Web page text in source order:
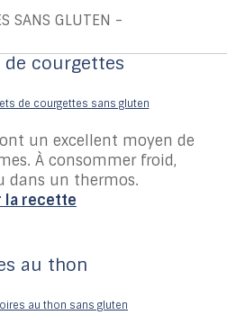
SANS GLUTEN -
de courgettes
un excellent moyen de
À consommer froid,
dans un thermos.
la recette
au thon